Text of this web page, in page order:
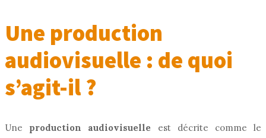
Une production
audiovisuelle : de quoi
s’agit-il ?
Une production audiovisuelle est décrite comme le